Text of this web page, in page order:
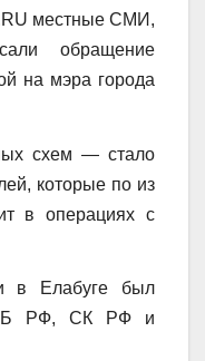
местные СМИ,
обращение
на мэра города
схем — стало
которые по из
в операциях с
в Елабуге был
РФ, СК РФ и